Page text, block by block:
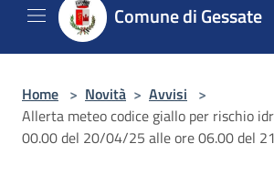
Comune di Gessate
Home > Novità > Avvisi >
Allerta meteo codice giallo per rischio
00.00 del 20/04/25 alle ore 06.00 del